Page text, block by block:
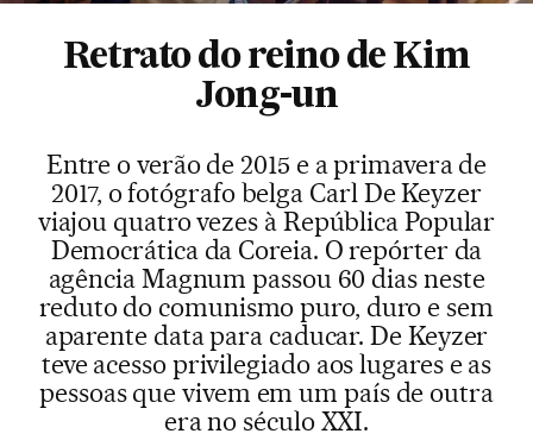
Retrato do reino de Kim
Jong-un
Entre o verão de 2015 e a primavera de
2017, o fotógrafo belga Carl De Keyzer
viajou quatro vezes à República Popular
Democrática da Coreia. O repórter da
agência Magnum passou 60 dias neste
reduto do comunismo puro, duro e sem
aparente data para caducar. De Keyzer
teve acesso privilegiado aos lugares e as
pessoas que vivem em um país de outra
era no século XXI.